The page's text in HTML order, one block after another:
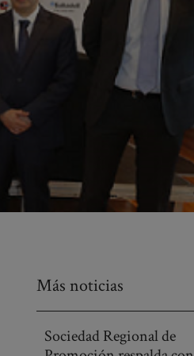
Más noticias
Sociedad Regional de